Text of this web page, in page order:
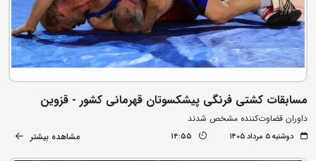
مسابقات کشتی فرنگی پیشکسوتان قهرمانی کشور - قزوین
داوران قضاوت‌کننده مشخص شدند
دوشنبه ۵ مرداد ۱۴۰۵ 14:55 مشاهده بیشتر